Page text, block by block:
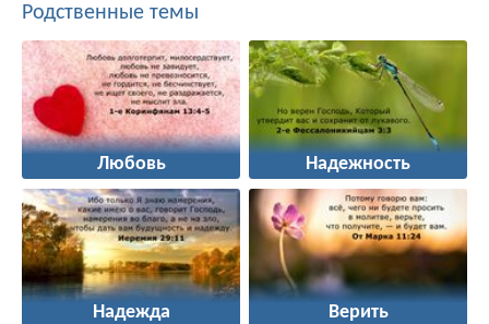
Родственные темы
Любовь Надежность
Надежда Верить